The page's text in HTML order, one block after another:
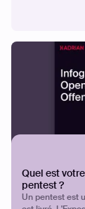
Quel est
pentest ?
Un pentest est
INFOGRAPHIE